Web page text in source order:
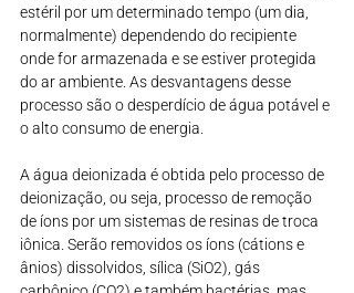
estéril por um determinado tempo (um dia,
normalmente) dependendo do recipiente
onde for armazenada e se estiver protegida
do ar ambiente. As desvantagens desse
processo são o desperdício de água potável e
o alto consumo de energia.
A água deionizada é obtida pelo processo de
deionização, ou seja, processo de remoção
de íons por um sistemas de resinas de troca
iônica. Serão removidos os íons (cátions e
ânios) dissolvidos, sílica (SiO2), gás